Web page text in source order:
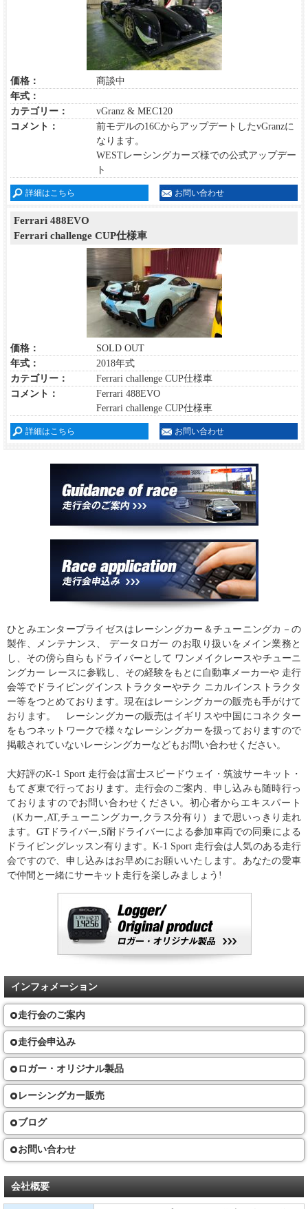
価格：
商談中
年式：
カテゴリー：
vGranz & MEC120
コメント：
前モデルの16CからアップデートしたvGranzに
なります。
WESTレーシングカーズ様での公式アップデー
ト
詳細はこちら お問い合わせ
Ferrari 488EVO
Ferrari challenge CUP仕様車
価格：
SOLD OUT
年式：
2018年式
カテゴリー：
Ferrari challenge CUP仕様車
コメント：
Ferrari 488EVO
Ferrari challenge CUP仕様車
詳細はこちら お問い合わせ
ひとみエンタープライゼスはレーシングカー＆チューニングカ－の
製作、メンテナンス、 データロガー のお取り扱いをメイン業務と
し、その傍ら自らもドライバーとして ワンメイクレースやチューニ
ングカー レースに参戦し、その経験をもとに自動車メーカーや 走行
会等でドライビングインストラクターやテク ニカルインストラクタ
ー等をつとめております。現在はレーシングカーの販売も手がけて
おります。 レーシングカーの販売はイギリスや中国にコネクター
をもつネットワークで様々なレーシングカーを扱っておりますので
掲載されていないレーシングカーなどもお問い合わせください。
大好評のK-1 Sport 走行会は富士スピードウェイ・筑波サーキット・
もてぎ東で行っております。走行会のご案内、申し込みも随時行っ
ておりますのでお問い合わせください。初心者からエキスパート
（Kカー,AT,チューニングカー,クラス分有り）まで思いっきり走れ
ます。GTドライバー,S耐ドライバーによる参加車両での同乗による
ドライビングレッスン有ります。K-1 Sport 走行会は人気のある走行
会ですので、申し込みはお早めにお願いいたします。あなたの愛車
で仲間と一緒にサーキット走行を楽しみましょう!
インフォメーション
走行会のご案内
走行会申込み
ロガー・オリジナル製品
レーシングカー販売
ブログ
お問い合わせ
会社概要